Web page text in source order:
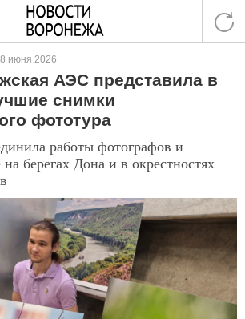
8 июня 2026
АЭС представила в
снимки
фототура
работы фотографов и
берегах Дона и в окрестностях